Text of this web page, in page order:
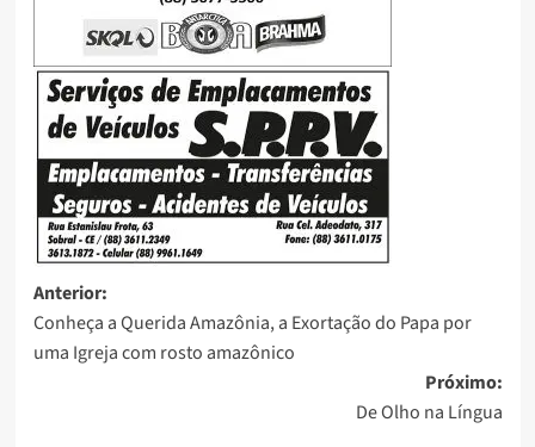
Anterior:
Conheça a Querida Amazônia, a Exortação do Papa por
uma Igreja com rosto amazônico
Próximo:
De Olho na Língua